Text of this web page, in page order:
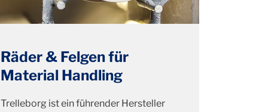
Räder & Felgen für
Material Handling
Trelleborg ist ein führender Hersteller